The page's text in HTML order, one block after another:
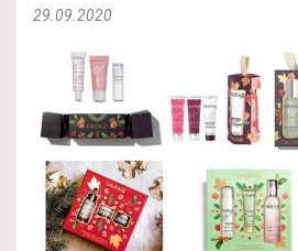
29.09.2020